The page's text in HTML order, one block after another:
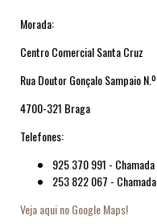
Morada:
Centro Comercial Santa Cruz
Rua Doutor Gonçalo Sampaio
4700-321 Braga
Telefones:
925 370 991 -
253 822 067 -
Veja aqui no Google Maps!